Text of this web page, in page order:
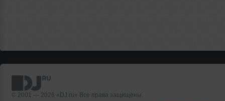
© 2001 — 2026 «DJ.ru» Все права защищены.